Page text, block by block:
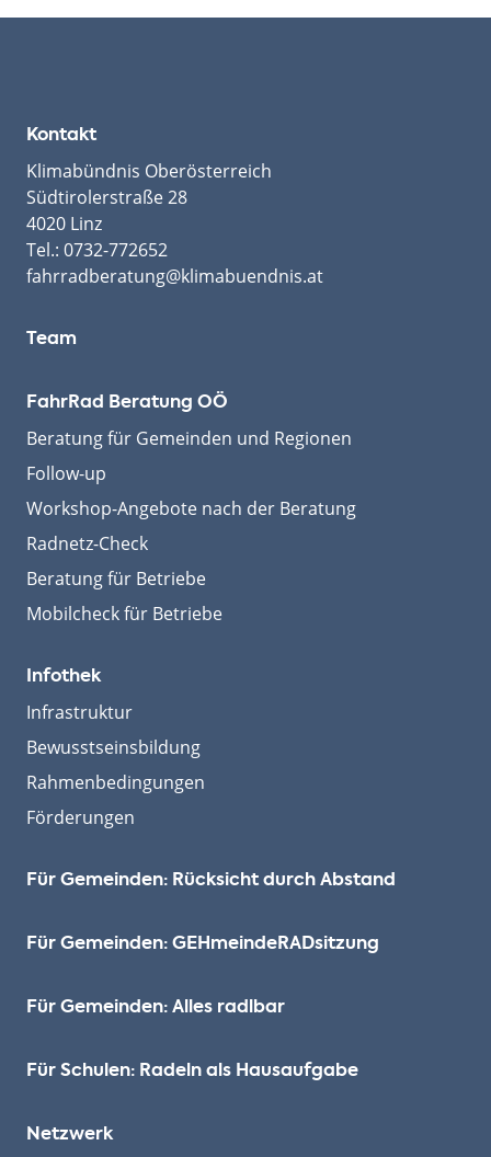
Kontakt
Klimabündnis Oberösterreich
Südtirolerstraße 28
4020 Linz
Tel.: 0732-772652
fahrradberatung@klimabuendnis.at
Team
FahrRad Beratung OÖ
Beratung für Gemeinden und Regionen
Follow-up
Workshop-Angebote nach der Beratung
Radnetz-Check
Beratung für Betriebe
Mobilcheck für Betriebe
Infothek
Infrastruktur
Bewusstseinsbildung
Rahmenbedingungen
Förderungen
Für Gemeinden: Rücksicht durch Abstand
Für Gemeinden: GEHmeinde­RADsitzung
Für Gemeinden: Alles radlbar
Für Schulen: Radeln als Hausaufgabe
Netzwerk